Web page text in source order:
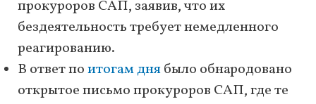
прокуроров САП, заявив, что их
бездеятельность требует немедленного
реагированию.
В ответ поитогам днябыло обнародовано
открытое письмо прокуроров САП, где те